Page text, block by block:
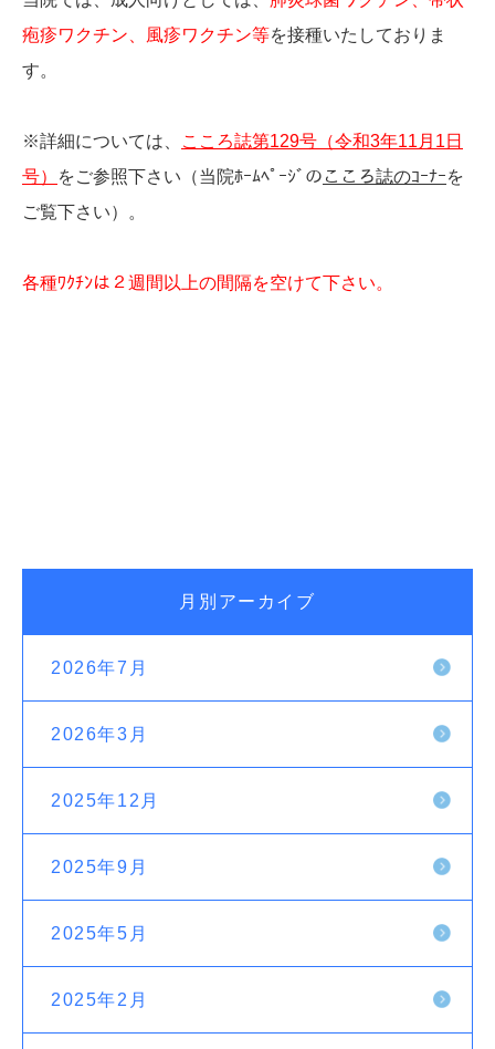
疱疹ワクチン、風疹ワクチン等を接種いたしておりま
す。
※詳細については、
こころ誌第129号（令和3年11月1日
号）
をご参照下さい（当院ﾎｰﾑﾍﾟｰｼﾞの こころ誌のｺｰﾅｰを
ご覧下さい）。
各種ﾜｸﾁﾝは２週間以上の間隔を空けて下さい。
月別アーカイブ
2026年7月
2026年3月
2025年12月
2025年9月
2025年5月
2025年2月